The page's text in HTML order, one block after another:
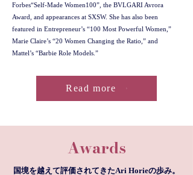
Forbes“Self-Made Women100”, the BVLGARI Avrora
Award, and appearances at SXSW. She has also been
featured in Entrepreneur’s “100 Most Powerful Women,”
Marie Claire’s “20 Women Changing the Ratio,” and
Mattel’s “Barbie Role Models.”
Read more
Awards
国境を越えて評価されてきたAri Horieの歩み。